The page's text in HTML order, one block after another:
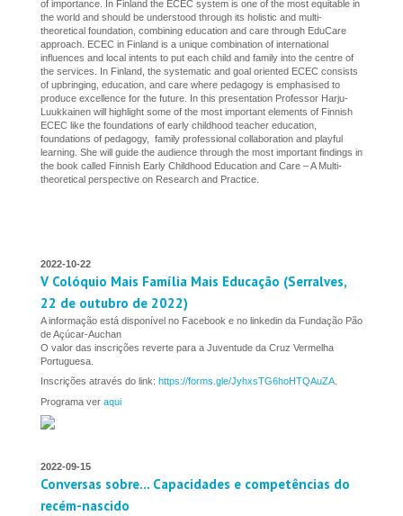
of importance. In Finland the ECEC system is one of the most equitable in
the world and should be understood through its holistic and multi-
theoretical foundation, combining education and care through EduCare
approach. ECEC in Finland is a unique combination of international
influences and local intents to put each child and family into the centre of
the services. In Finland, the systematic and goal oriented ECEC consists
of upbringing, education, and care where pedagogy is emphasised to
produce excellence for the future. In this presentation Professor Harju-
Luukkainen will highlight some of the most important elements of Finnish
ECEC like the foundations of early childhood teacher education,
foundations of pedagogy, family professional collaboration and playful
learning. She will guide the audience through the most important findings in
the book called Finnish Early Childhood Education and Care – A Multi-
theoretical perspective on Research and Practice.
2022-10-22
V Colóquio Mais Família Mais Educação (Serralves,
22 de outubro de 2022)
A informação está disponível no Facebook e no linkedin da Fundação Pão
de Açúcar-Auchan
O valor das inscrições reverte para a Juventude da Cruz Vermelha
Portuguesa.
Inscrições através do link: https://forms.gle/JyhxsTG6hoHTQAuZA
Programa ver aqui
2022-09-15
Conversas sobre... Capacidades e competências do
recém-nascido